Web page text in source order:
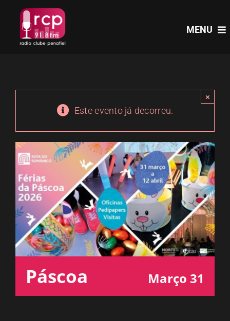
content
MENU
PROGRAMAS
PODCASTS
EVENTOS
ESPAÇO OUVINTE
A RCP
Este evento já decorreu.
×
Páscoa Março 31